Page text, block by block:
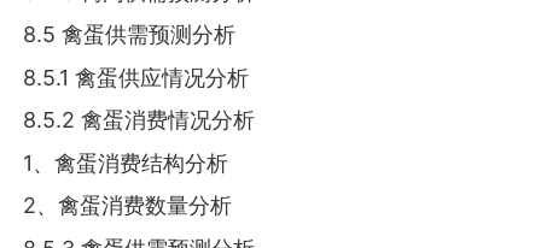
8.5 禽蛋供需预测分析
8.5.1 禽蛋供应情况分析
8.5.2 禽蛋消费情况分析
1、禽蛋消费结构分析
2、禽蛋消费数量分析